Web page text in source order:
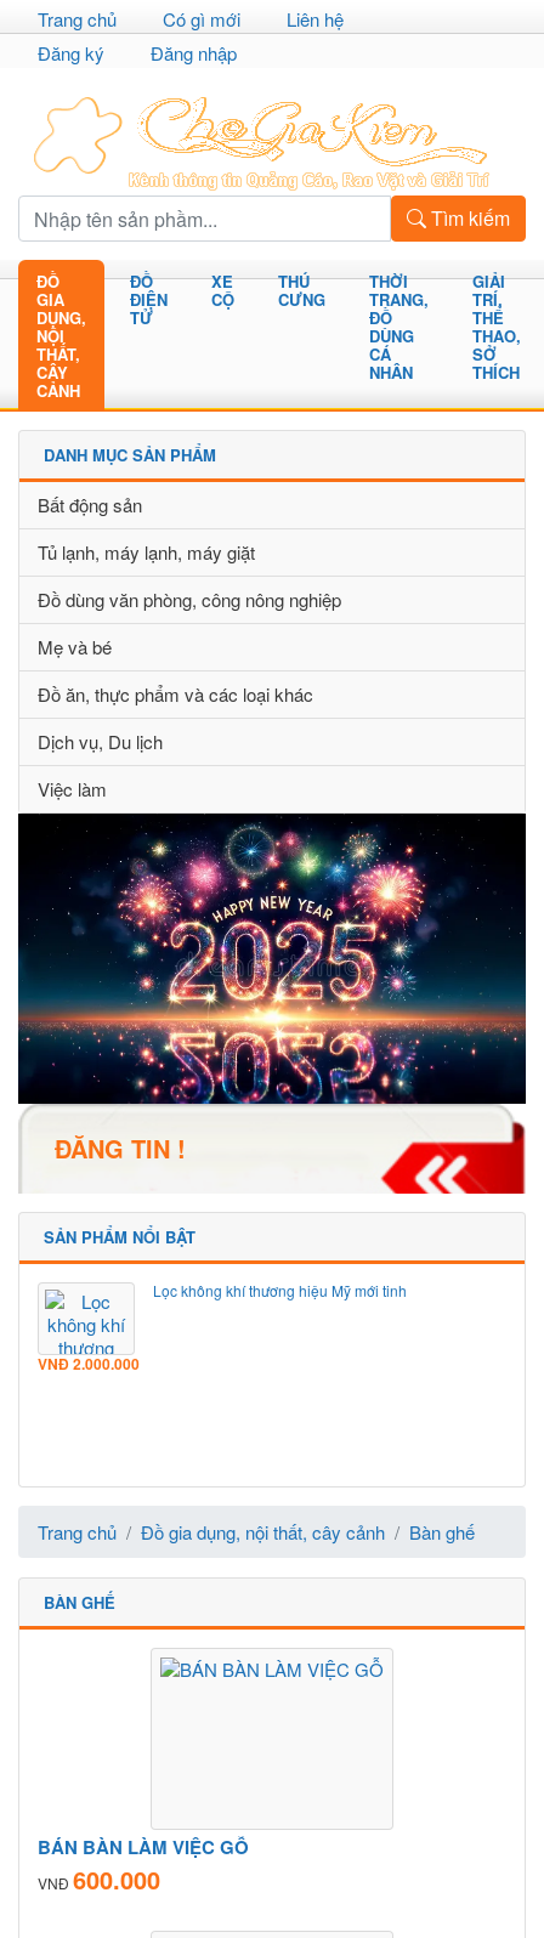
Trang chủ Có gì mới
Liên hệ
Đăng ký
Đăng nhập
Tìm kiếm
ĐỒ
GIA
DỤNG,
NỘI
THẤT,
CÂY
CẢNH
ĐỒ
ĐIỆN
TỬ
XE
CỘ
THÚ
CƯNG
THỜI
TRANG,
ĐỒ
DÙNG
CÁ
NHÂN
GIẢI
TRÍ,
THỂ
THAO,
SỞ
THÍCH
DANH MỤC SẢN PHẨM
Bất động sản
Tủ lạnh, máy lạnh, máy giặt
Đồ dùng văn phòng, công nông nghiệp
Mẹ và bé
Đồ ăn, thực phẩm và các loại khác
Dịch vụ, Du lịch
Việc làm
ĐĂNG TIN !
SẢN PHẨM NỔI BẬT
Lọc không khí thương hiệu Mỹ mới tinh
VNĐ2.000.000
Trang chủ Đồ gia dụng, nội thất, cây cảnh Bàn ghế
BÀN GHẾ
BÁN BÀN LÀM VIỆC GỖ
VNĐ 600.000